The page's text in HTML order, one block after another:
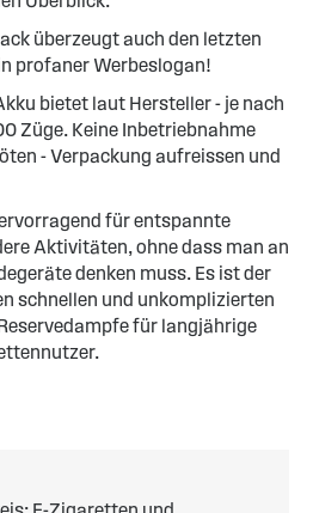
überzeugt auch den letzten
profaner Werbeslogan!
bietet laut Hersteller - je nach
Züge. Keine Inbetriebnahme
- Verpackung aufreissen und
für entspannte
Aktivitäten, ohne dass man an
denken muss. Es ist der
schnellen und unkomplizierten
für langjährige